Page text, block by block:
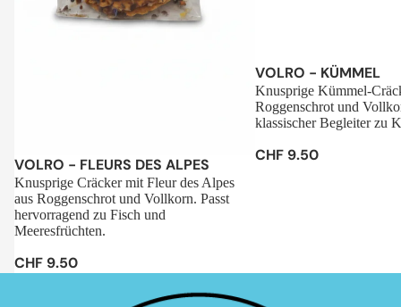
Sale
VOLRO - FLEURS DES ALPES
Knusprige Cräcker mit Fleur des Alpes
aus Roggenschrot und Vollkorn. Passt
hervorragend zu Fisch und
Meeresfrüchten.
CHF 9.50
VOLRO - KÜMMEL
Knusprige Kümmel-
Roggenschrot und
klassischer Begleiter zu
CHF 9.50